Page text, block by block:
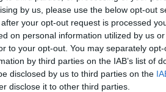
by us, please use the below opt-out
your opt-out request is processed
on personal information utilized by us
to your opt-out. You may separately
by third parties on the IAB’s list of
disclosed by us to third parties on the
disclose it to other third parties.
θυμωμένος μαζί μου. Εγώ
όλα αυτά που θα ήθελα,
και για μένα είναι
μου», είπε η Σίσσυ